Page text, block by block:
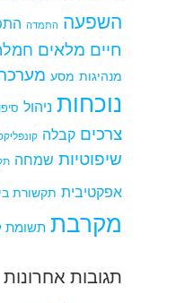
השפעה התמדה
חיים מלאים
מנהיגות מסע
נוכחות ניהול
צרכים קבלה
שיפוטיות שמחה
אפקטיבית תקשורת
מקרבת תשומת
תגובות אחרונות